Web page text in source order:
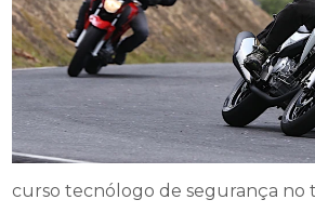
curso tecnólogo de segurança no